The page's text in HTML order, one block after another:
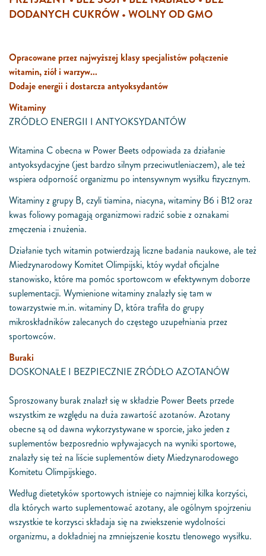
DODANYCH CUKRÓW • WOLNY OD GMO
Opracowane przez najwyższej klasy specjalistów połączenie
witamin, ziół i warzyw...
Dodaje energii i dostarcza antyoksydantów
Witaminy
ZRÓDŁO ENERGII I ANTYOKSYDANTÓW
Witamina C obecna w Power Beets odpowiada za działanie
antyoksydacyjne (jest bardzo silnym przeciwutleniaczem), ale też
wspiera odporność organizmu po intensywnym wysiłku fizycznym.
Witaminy z grupy B, czyli tiamina, niacyna, witaminy B6 i B12 oraz
kwas foliowy pomagają organizmowi radzić sobie z oznakami
zmęczenia i znużenia.
Działanie tych witamin potwierdzają liczne badania naukowe, ale też
Miedzynarodowy Komitet Olimpijski, któy wydał oficjalne
stanowisko, które ma pomóc sportowcom w efektywnym doborze
suplementacji. Wymienione witaminy znalazły się tam w
towarzystwie m.in. witaminy D, która trafiła do grupy
mikroskładników zalecanych do częstego uzupełniania przez
sportowców.
Buraki
DOSKONAŁE I BEZPIECZNIE ZRÓDŁO AZOTANÓW
Sproszowany burak znalazł się w składzie Power Beets przede
wszystkim ze względu na duża zawartość azotanów. Azotany
obecne są od dawna wykorzystywane w sporcie, jako jeden z
suplementów bezposrednio wpływajacych na wyniki sportowe,
znalazły się też na liście suplementów diety Miedzynarodowego
Komitetu Olimpijskiego.
Według dietetyków sportowych istnieje co najmniej kilka korzyści,
dla których warto suplementować azotany, ale ogólnym spojrzeniu
wszystkie te korzysci składaja się na zwiekszenie wydolności
organizmu, a dokładniej na zmniejszenie kosztu tlenowego wysiłku.